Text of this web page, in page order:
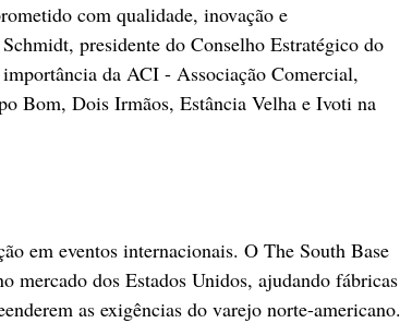
com qualidade, inovação e
presidente do Conselho Estratégico do
da ACI - Associação Comercial,
Bom, Dois Irmãos, Estância Velha e Ivoti na
em eventos internacionais. O The South Base
mercado dos Estados Unidos, ajudando fábricas
as exigências do varejo norte-americano.